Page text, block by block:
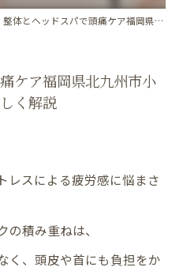
整体とヘッドスパで頭痛ケア福岡県北九州市小倉北区の相乗効果を詳しく解説
ケア福岡県北九州市小
く解説
レスによる疲労感に悩まさ
積み重ねは、
く、頭皮や首にも負担をか